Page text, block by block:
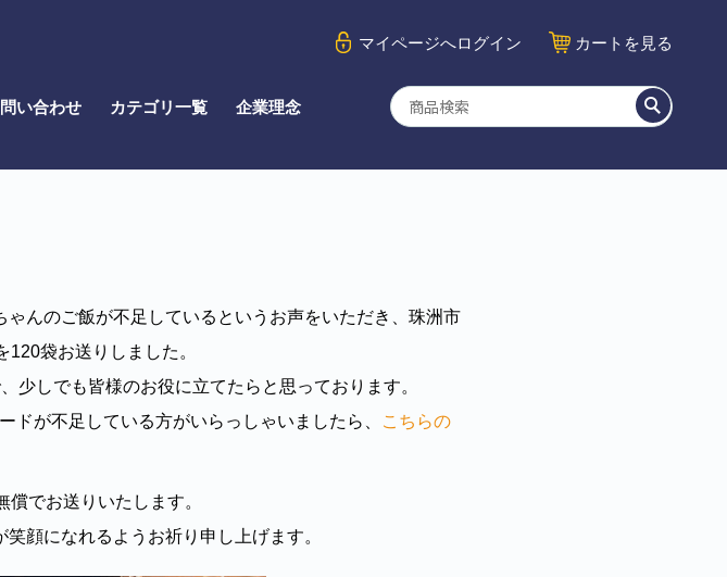
マイページへログイン カート を見る
い合わせ カテゴリ一覧 企業理念
んのご飯が不足しているというお声をいただき、珠洲市
袋お送りしました。
少しでも皆様のお役に立てたらと思っております。
ドが不足している方がいらっしゃいましたら、
こちらの
償でお送りいたします。
顔になれるようお祈り申し上げます。